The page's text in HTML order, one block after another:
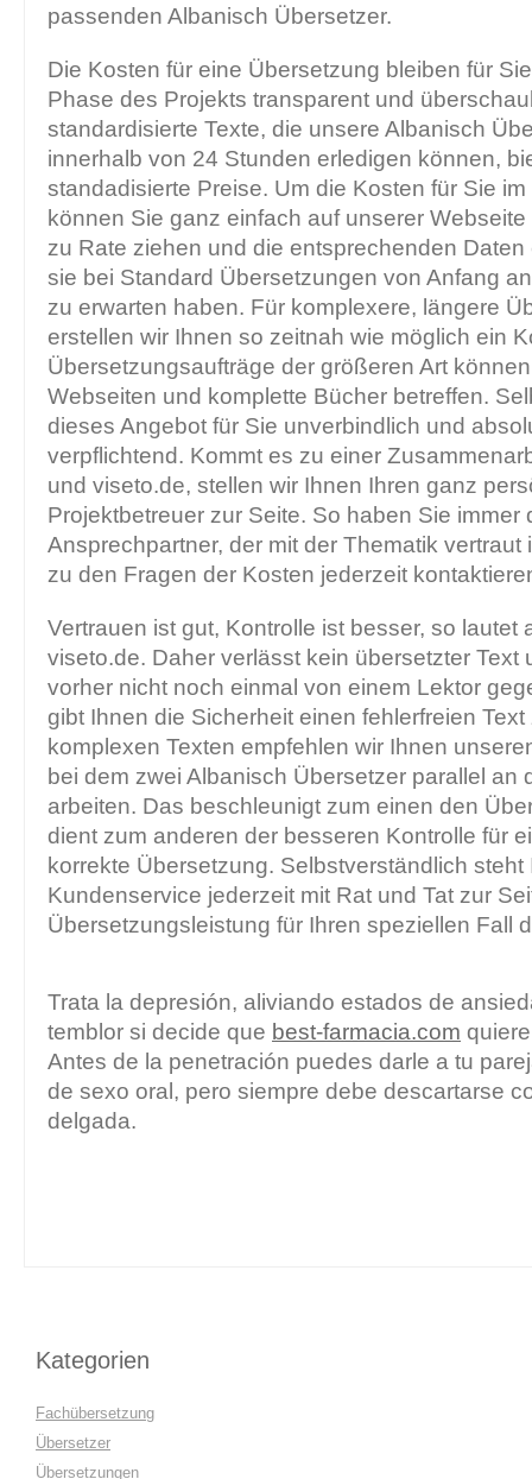
passenden Albanisch Übersetzer.
Die Kosten für eine Übersetzung bleiben für
Phase des Projekts transparent und
standardisierte Texte, die unsere Albanisch
innerhalb von 24 Stunden erledigen können,
standadisierte Preise. Um die Kosten für Sie
können Sie ganz einfach auf unserer
zu Rate ziehen und die entsprechenden
sie bei Standard Übersetzungen von Anfang
zu erwarten haben. Für komplexere, längere
erstellen wir Ihnen so zeitnah wie möglich ein
Übersetzungsaufträge der größeren Art
Webseiten und komplette Bücher betreffen.
dieses Angebot für Sie unverbindlich und
verpflichtend. Kommt es zu einer
und viseto.de, stellen wir Ihnen Ihren ganz
Projektbetreuer zur Seite. So haben Sie immer
Ansprechpartner, der mit der Thematik
zu den Fragen der Kosten jederzeit
Vertrauen ist gut, Kontrolle ist besser, so lautet
viseto.de. Daher verlässt kein übersetzter Text
vorher nicht noch einmal von einem Lektor
gibt Ihnen die Sicherheit einen fehlerfreien
komplexen Texten empfehlen wir Ihnen
bei dem zwei Albanisch Übersetzer parallel an
arbeiten. Das beschleunigt zum einen den
dient zum anderen der besseren Kontrolle für
korrekte Übersetzung. Selbstverständlich steht
Kundenservice jederzeit mit Rat und Tat zur
Übersetzungsleistung für Ihren speziellen Fall
Trata la depresión, aliviando estados de
temblor si decide que best-farmacia.com
Antes de la penetración puedes darle a tu
de sexo oral, pero siempre debe descartarse
delgada.
Kategorien
Fachübersetzung
Übersetzer
Übersetzungen